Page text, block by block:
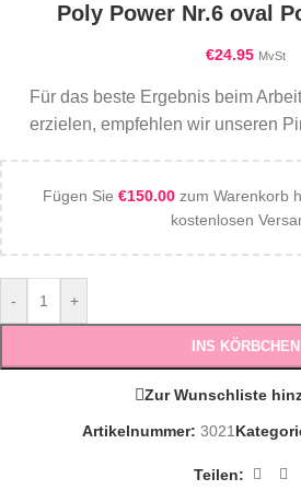
Poly Power Nr.6 oval
€24.95 MvSt
Für das beste Ergebnis beim
erzielen, empfehlen wir unseren
Fügen Sie €150.00zum Warenkorb
kostenlosen
- +
INS KÖRBCHEN
Zur Wunschliste
Artikelnummer: 3021
Teilen: